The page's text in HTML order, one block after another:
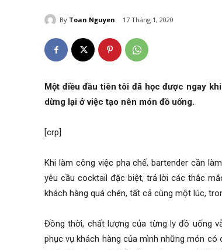
By Toan Nguyen 17 Tháng 1, 2020
Một điều đầu tiên tôi đã học được ngay
dừng lại ở việc tạo nên món đồ uống.
[crp]
Khi làm công việc pha chế, bartender cần
yêu cầu cocktail đặc biệt, trả lời các thắc
khách hàng quá chén, tất cả cùng một lúc,
Đồng thời, chất lượng của từng ly đồ uống
phục vụ khách hàng của mình những món